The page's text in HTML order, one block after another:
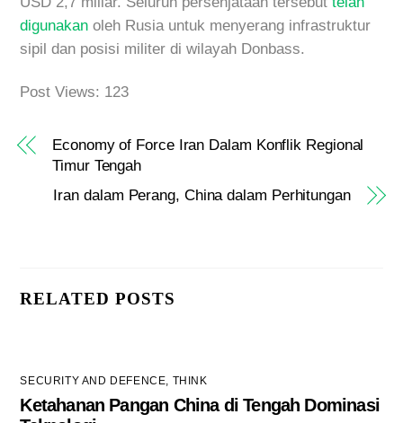
digunakan oleh Rusia untuk menyerang infrastruktur
sipil dan posisi militer di wilayah Donbass.
Post Views: 123
Economy of Force Iran Dalam Konflik Regional
Timur Tengah
Iran dalam Perang, China dalam Perhitungan
RELATED POSTS
SECURITY AND DEFENCE THINK
Ketahanan Pangan China di Tengah Dominasi